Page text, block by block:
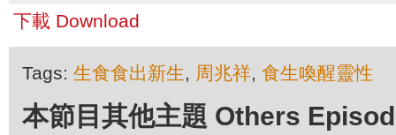
下載 Download
Tags: 生食食出新生, 周兆祥, 食生喚醒靈性
本節目其他主題 Others